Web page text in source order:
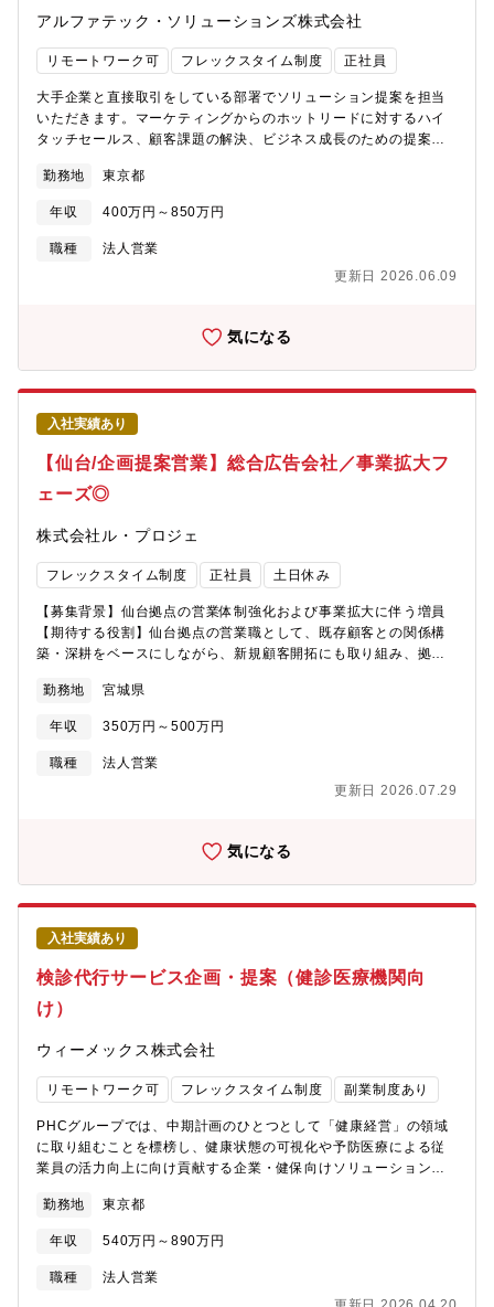
トを推進できます。年間約4万台を販売する強固なビジネス基盤を
活かし、これまでの「売り切り型」から製品ライフサイクル全体
を見据えた「循環型ビジネス」へと進化させることは、物流業界
の発展のみならず、持続可能な社会の実現という大きな社会貢献
に直結します。自らの手がける仕組みが業界のスタンダードとな
り、社会に巨大なインパクトを与えていく、唯一無二のやりがい
を感じられる環境です。■配属部署について：これまでの新車販売
コノミー）へと転換させるために、リース、レンタル、そして中
強化・推進することが大きなミッションです。他部門や販売店な
ど、多くの人を巻き込んで仕事を進める必要があるため、人との
視しています。また、粘り強さと適切な報連相も大切にしていま
ていることが多いため、オフィスに全員が揃っていることは少な
いですが、週に1回のミーティング等を通じてコミュニケーション
は図られています。
アルファテック・ソリューションズ株式会社
リモートワーク可 フレックスタイム制度 正社員
大手企業と直接取引をしている部署でソリューション提案を担当
いただきます。マーケティングからのホットリードに対するハイ
タッチセールス、顧客課題の解決、ビジネス成長のための提案活
業は、全社売上の30%を占める事業であり、Microsoft製品を中心
としたITインフラソリューションを通じて、企業の業務変革やDX
推進を支援しています。クラウドとオンプレミスをシームレスに
統合する提案や、HCI・VDIといった先進技術を活用し、ユーザー
込んでおり、営業力強化のため募集しています。【具体的な職務
製品の提案営業■サブスクリプション型製品やライセンス販売を通
じたストックビジネスの拡大■顧客のIT課題に対するソリューショ
ン企画・提案活動（新規・既存顧客双方）■社内のSEやパートナ
ー企業と連携した提案内容の具体化・導入支援の調整【案件例】■
ハイブリッドクラウド基盤の提案により、製造業のBCP強化と業
務継続性を支援■従量課金型インフラの導入で、商社のITコスト最
適化と運用の柔軟性を実現■店舗IT環境の再構築により、外食チェ
ーンの全国展開と現場主導の運用体制を支援【配属組織】エンタ
ープライズ事業部 営業部 第2営業グループ エンタープライズ
ライズ領域の強み】■Microsoft製品を中心とした豊富な導入実績
と高い技術力■HCI、VDI、ゼロトラストなど、先進的なインフラ
技術を活用した柔軟な提案力■ストックビジネス（サブスクリプシ
ョン・ライセンス販売）を重視した営業戦略■技術部門との連携に
より、提案から導入・運用まで一貫した支援体制【働き方】月平
均残業 25h以下、テレワーク/スーパーフレックス等はコロナ禍以
前より導入済など、働きやすい環境を整えています。【同社の魅
力】■ダイワボウ情報システムの安定した経営基盤同社はダイワボ
開発・販売を行っています。バックボーンが安定基盤の環境下で
サービスビジネスにおける優秀協力パートナーとして日本HPより
表彰されています。参考：https://www.alphatec-
境企業全体で働き方の改善・推進を進めており、直近5年の離職率
勤務地 東京都
年収 400万円～850万円
職種
法人営業
更新日 2026.06.09
気になる
入社実績あり
【仙台/企画提案営業】総合広告会社／事業拡大フ
ェーズ◎
株式会社ル・プロジェ
フレックスタイム制度 正社員 土日休み
【募集背景】仙台拠点の営業体制強化および事業拡大に伴う増員
【期待する役割】仙台拠点の営業職として、既存顧客との関係構
築・深耕をベースにしながら、新規顧客開拓にも取り組み、拠点
容】■広告・Web・イベント等の企画提案から受注、制作進行、納
品まで一貫してご担当いただきます。・既存顧客への提案営業お
よび関係構築・新規顧客の開拓営業・広告・印刷・Web・イベン
ト等の企画提案・課題ヒアリングおよび販促施策の立案・社内ク
勤務地 宮城県
年収 350万円～500万円
職種
法人営業
更新日 2026.07.29
気になる
入社実績あり
検診代行サービス企画・提案（健診医療機関向
け）
ウィーメックス株式会社
リモートワーク可 フレックスタイム制度 副業制度あり
PHCグループでは、中期計画のひとつとして「健康経営」の領域
に取り組むことを標榜し、健康状態の可視化や予防医療による従
業員の活力向上に向け貢献する企業・健保向けソリューションの
ィエンスの健康診断サポート事業をウィーメックスに統合しまし
た。高齢化や医療費の高騰などを背景に「医療から健康・予防・
未病へ」への期待が高まり、国家的にも戦略的な取り組みが加速
しています。健康経営においては、予防や健康管理にとどまら
勤務地 東京都
年収 540万円～890万円
職種
法人営業